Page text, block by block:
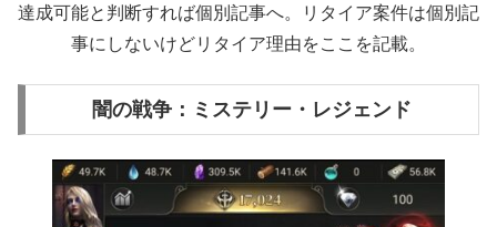
達成可能と判断すれば個別記事へ。リタイア案件は個別記
事にしないけどリタイア理由をここを記載。
闇の戦争：ミステリー・レジェンド